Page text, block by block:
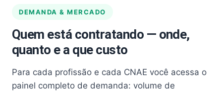
DEMANDA & MERCADO
Quem está contratando — onde,
quanto e a que custo
Para cada profissão e cada CNAE você acessa o
painel completo de demanda: volume de